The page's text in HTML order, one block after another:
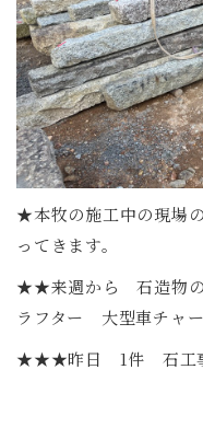
★本牧の施工中の現場
ってきます。
★★来週から 石造物の
ラフター 大型車チャー
★★★昨日 1件 石工事